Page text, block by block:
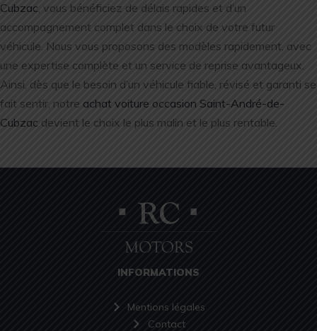
Cubzac , vous bénéficiez de délais rapides et d’un
accompagnement complet dans le choix de votre futur
véhicule. Nous vous proposons des modèles rapidement, avec
une expertise complète et un service de reprise avantageux.
Ainsi, dès que le besoin d’un véhicule fiable, révisé et garanti se
fait sentir, notre achat voiture occasion Saint-André-de-
Cubzac devient le choix le plus malin et le plus rentable.
INFORMATIONS
Mentions légales
Contact